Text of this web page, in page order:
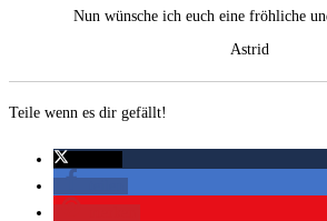
Nun wünsche ich euch eine fröhliche
Astrid
Teile wenn es dir gefällt!